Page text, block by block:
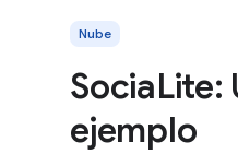
Nube
SociaLite:
ejemplo